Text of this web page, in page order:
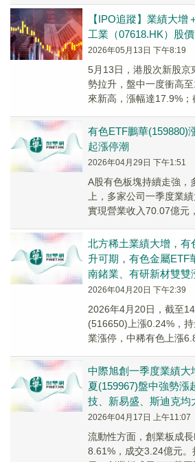
【IPO追蹤】業績大增
工業（07618.HK）股
2026年05月13日 下午8:19
5月13日，港股次新股京
勢拉升，盤中一度衝高
來新高，漲幅達17.9%；
有色ETF鵬華(159880)
起漲停潮
2026年04月29日 下午1:51
A股有色板塊持續走強，
上，多家公司一季度業
實現營業收入70.07億元
北方稀土業績大增，有
升可期，有色金屬ETF
南鍺業、有研新材雙雙
2026年04月20日 下午2:39
2026年4月20日，截至
(516650)上漲0.24%，
業漲停，中稀有色上漲
中際旭創一季度業績大
夏(159967)盤中強勢漲
技、新易盛、斯迪克均
2026年04月17日 上午11:07
流動性方面，創業板成
8.61%，成交3.24億元